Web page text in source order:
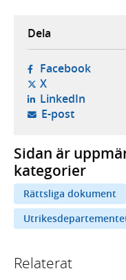
Dela
Facebook-
X- öppnas i ny
LinkedIn-
E-post- öppnar
Sidan är
kategorier
Rättsliga dokument
Relaterat